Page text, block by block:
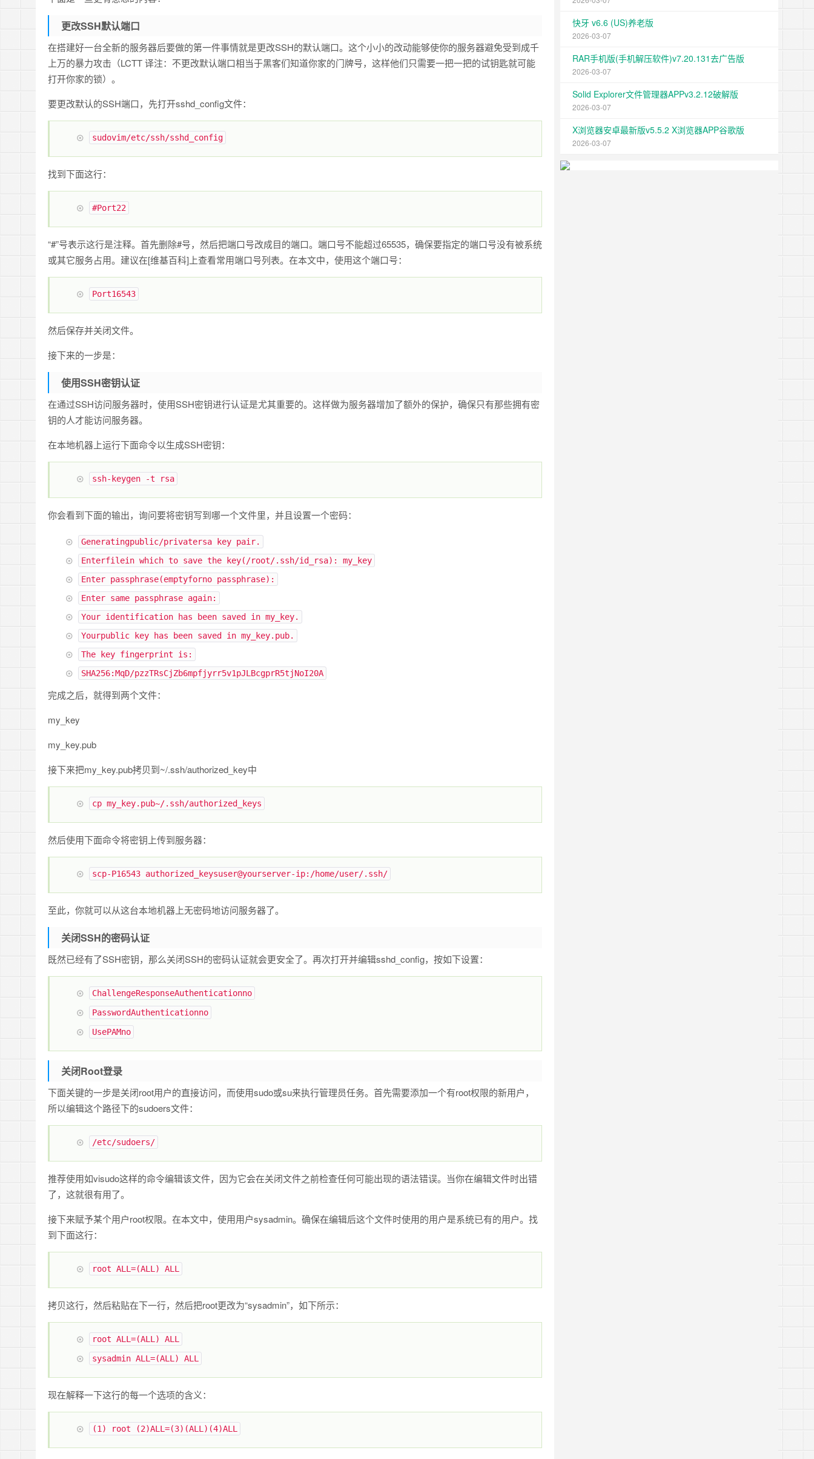
更改SSH默认端口
在搭建好一台全新的服务器后要做的第一件事情就是更改SSH的默认端口。这个小小的改动能够使你的服务器避免受到成千
上万的暴力攻击（LCTT 译注：不更改默认端口相当于黑客们知道你家的门牌号，这样他们只需要一把一把的试钥匙就可能
打开你家的锁）。
要更改默认的SSH端口，先打开sshd_config文件：
sudovim/etc/ssh/sshd_config
找到下面这行：
#Port22
“#”号表示这行是注释。首先删除#号，然后把端口号改成目的端口。端口号不能超过65535，确保要指定的端口号没有被系统
或其它服务占用。建议在[维基百科]上查看常用端口号列表。在本文中，使用这个端口号：
Port16543
然后保存并关闭文件。
接下来的一步是：
使用SSH密钥认证
在通过SSH访问服务器时，使用SSH密钥进行认证是尤其重要的。这样做为服务器增加了额外的保护，确保只有那些拥有密
钥的人才能访问服务器。
在本地机器上运行下面命令以生成SSH密钥：
ssh- keygen -t rsa
你会看到下面的输出，询问要将密钥写到哪一个文件里，并且设置一个密码：
Generatingpublic/privatersa key pair.
Enterfilein which to save the key( /root/. ssh/id_rsa):
my_key
Enter passphrase(emptyforno passphrase):
Enter same passphrase again:
Your identification has been saved in my_key.
Yourpublic key has been saved in my_key. pub.
The key fingerprint is :
SHA256:MqD/pzzTRsCjZb6mpfjyrr5v1pJLBcgprR5tjNoI20A
完成之后，就得到两个文件：
my_key
my_key.pub
接下来把my_key.pub拷贝到~/.ssh/authorized_key中
cp my_key. pub~/.ssh/authorized_keys
然后使用下面命令将密钥上传到服务器：
scp-P16543 authorized_keysuser@yourserver-ip: /home/user/. ssh/
至此，你就可以从这台本地机器上无密码地访问服务器了。
关闭SSH的密码认证
既然已经有了SSH密钥，那么关闭SSH的密码认证就会更安全了。再次打开并编辑sshd_config，按如下设置：
ChallengeResponseAuthenticationno
PasswordAuthenticationno
UsePAMno
关闭Root登录
下面关键的一步是关闭root用户的直接访问，而使用sudo或su来执行管理员任务。首先需要添加一个有root权限的新用户，
所以编辑这个路径下的sudoers文件：
/etc/sudoers/
推荐使用如visudo这样的命令编辑该文件，因为它会在关闭文件之前检查任何可能出现的语法错误。当你在编辑文件时出错
了，这就很有用了。
接下来赋予某个用户root权限。在本文中，使用用户sysadmin。确保在编辑后这个文件时使用的用户是系统已有的用户。找
到下面这行：
root ALL =(ALL ) ALL
拷贝这行，然后粘贴在下一行，然后把root更改为“sysadmin”，如下所示：
root ALL =(ALL )
ALL
sysadmin ALL =(ALL ) ALL
现在解释一下这行的每一个选项的含义：
(1 ) root (2)ALL =(3)(ALL ) (4)ALL
快牙 v6.6 (US)养老版
2026-03-07
RAR手机版(手机解压软件)v7.20.131去广告版
2026-03-07
Solid Explorer文件管理器APPv3.2.12破解版
2026-03-07
X浏览器安卓最新版v5.5.2 X浏览器APP谷歌版
2026-03-07